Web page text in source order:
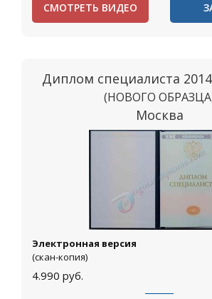
СМОТРЕТЬ ВИДЕО
Диплом специалиста
(НОВОГО
Москва
Электронная версия
(скан-копия)
4.990 руб.